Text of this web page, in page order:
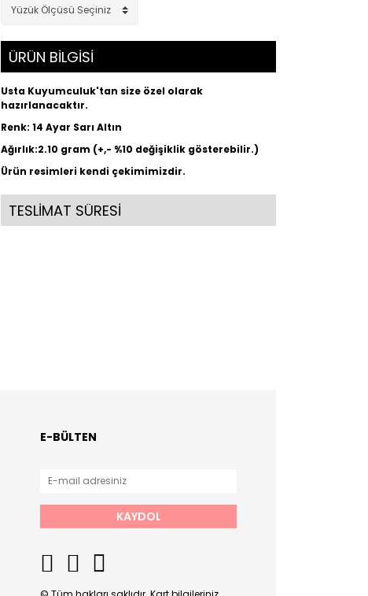
ÜRÜN BİLGİSİ
Usta Kuyumculuk'tan size özel olarak
hazırlanacaktır.
Renk: 14 Ayar Sarı Altın
Ağırlık:2.10 gram (+,- %10 değişiklik gösterebilir.)
Ürün resimleri kendi çekimimizdir.
TESLİMAT SÜRESİ
E-BÜLTEN
KAYDOL